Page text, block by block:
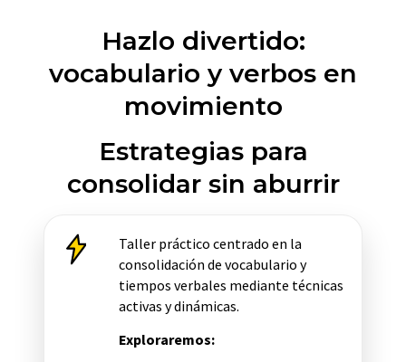
Hazlo divertido:
vocabulario y verbos en
movimiento
Estrategias para
consolidar sin aburrir
Taller práctico centrado en la
consolidación de vocabulario y
tiempos verbales mediante técnicas
activas y dinámicas.
Exploraremos: